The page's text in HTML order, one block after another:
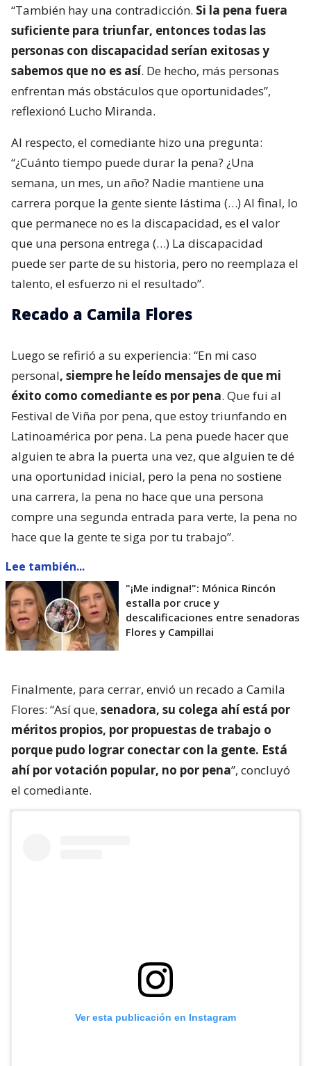
“También hay una contradicción. Si la pena fuera
suficiente para triunfar, entonces todas las
personas con discapacidad serían exitosas y
sabemos que no es así. De hecho, más personas
enfrentan más obstáculos que oportunidades”,
reflexionó Lucho Miranda.
Al respecto, el comediante hizo una pregunta:
“¿Cuánto tiempo puede durar la pena? ¿Una
semana, un mes, un año? Nadie mantiene una
carrera porque la gente siente lástima (…) Al final, lo
que permanece no es la discapacidad, es el valor
que una persona entrega (…) La discapacidad
puede ser parte de su historia, pero no reemplaza el
talento, el esfuerzo ni el resultado”.
Recado a Camila Flores
Luego se refirió a su experiencia: “En mi caso
personal, siempre he leído mensajes de que mi
éxito como comediante es por pena. Que fui al
Festival de Viña por pena, que estoy triunfando en
Latinoamérica por pena. La pena puede hacer que
alguien te abra la puerta una vez, que alguien te dé
una oportunidad inicial, pero la pena no sostiene
una carrera, la pena no hace que una persona
compre una segunda entrada para verte, la pena no
hace que la gente te siga por tu trabajo”.
Lee también...
"¡Me indigna!": Mónica Rincón
estalla por cruce y
descalificaciones entre senadoras
Flores y Campillai
Finalmente, para cerrar, envió un recado a Camila
Flores: “Así que, senadora, su colega ahí está por
méritos propios, por propuestas de trabajo o
porque pudo lograr conectar con la gente. Está
ahí por votación popular, no por pena”, concluyó
el comediante.
Ver esta publicación en Instagram